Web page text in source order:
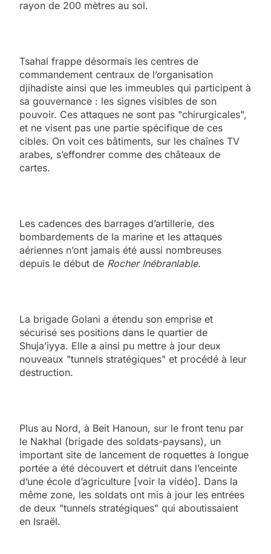
rayon de 200 mètres au sol.
Tsahal frappe désormais les centres de
commandement centraux de l’organisation
djihadiste ainsi que les immeubles qui participent à
sa gouvernance : les signes visibles de son
pouvoir. Ces attaques ne sont pas "chirurgicales",
et ne visent pas une partie spécifique de ces
cibles. On voit ces bâtiments, sur les chaînes TV
arabes, s’effondrer comme des châteaux de
cartes.
Les cadences des barrages d’artillerie, des
bombardements de la marine et les attaques
aériennes n’ont jamais été aussi nombreuses
depuis le début de Rocher Inébranlable.
La brigade Golani a étendu son emprise et
sécurisé ses positions dans le quartier de
Shuja’iyya. Elle a ainsi pu mettre à jour deux
nouveaux "tunnels stratégiques" et procédé à leur
destruction.
Plus au Nord, à Beit Hanoun, sur le front tenu par
le Nakhal (brigade des soldats-paysans), un
important site de lancement de roquettes à longue
portée a été découvert et détruit dans l’enceinte
d’une école d’agriculture [voir la vidéo]. Dans la
même zone, les soldats ont mis à jour les entrées
de deux "tunnels stratégiques" qui aboutissaient
en Israël.